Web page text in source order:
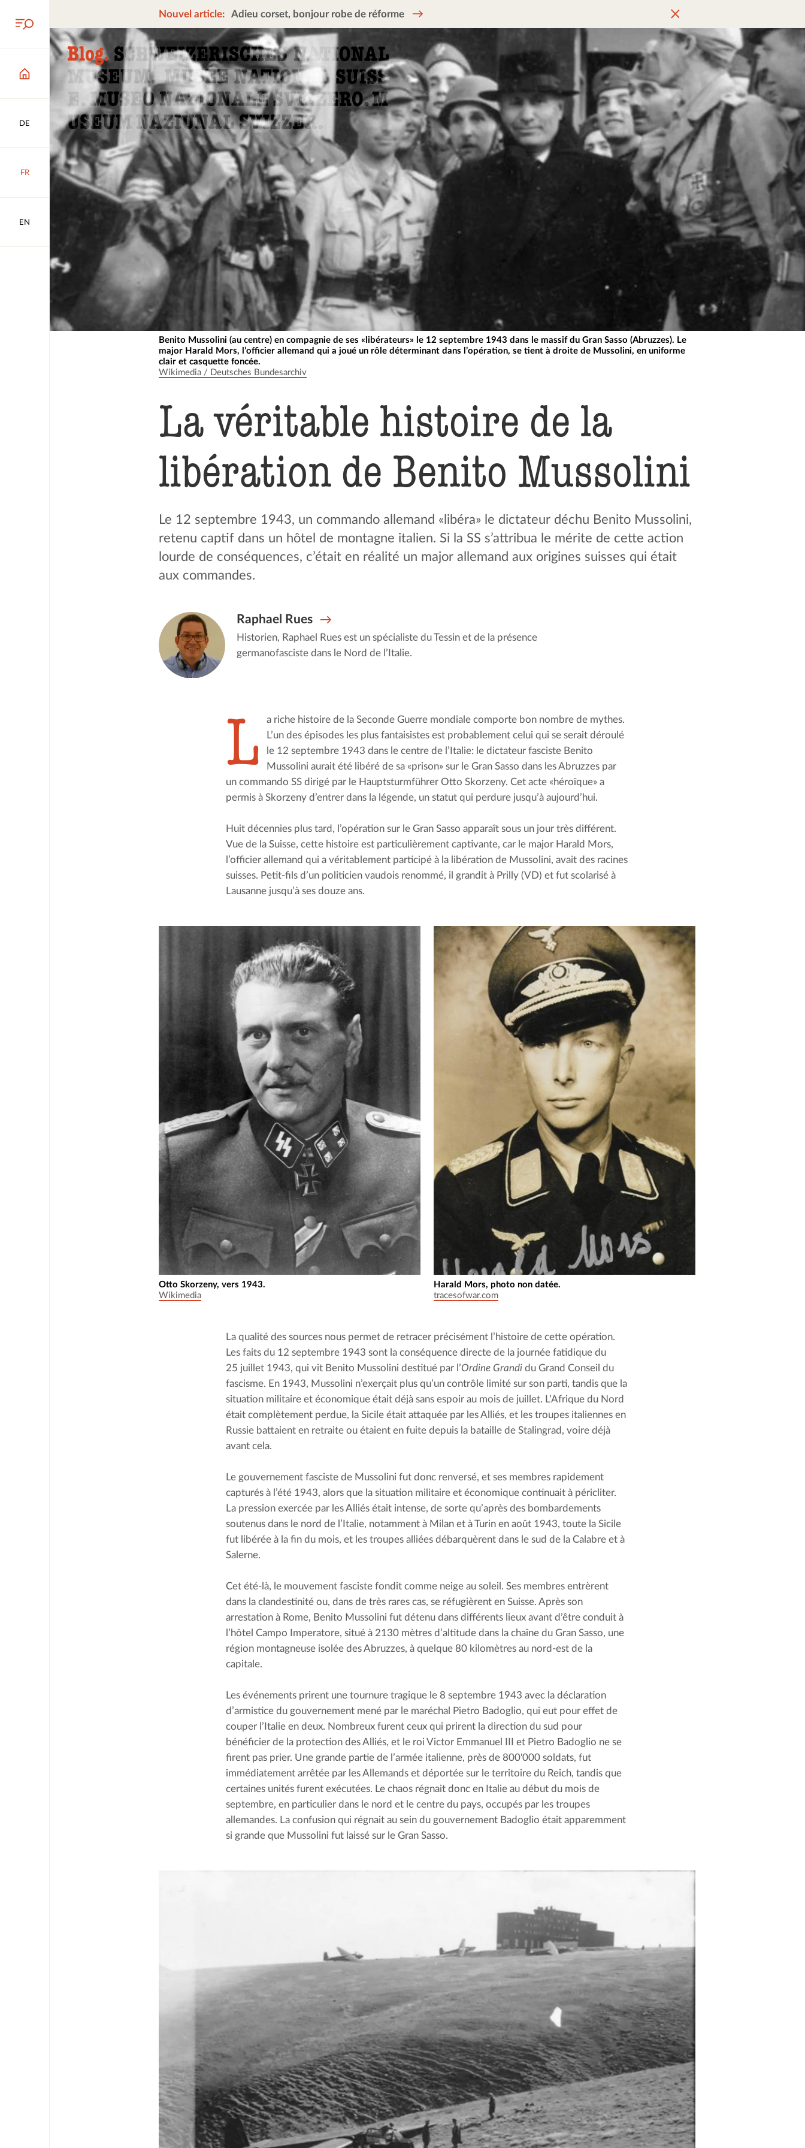
DE
FR
EN
Nouvel article: Adieu corset, bonjour robe de réforme
Benito Mussolini (au centre) en compagnie de ses «libérateurs» le 12 septembre 1943 dans le massif du Gran Sasso (Abruzzes). Le
major Harald Mors, l’officier allemand qui a joué un rôle déterminant dans l’opération, se tient à droite de Mussolini, en uniforme
clair et casquette foncée.
Wikimedia / Deutsches Bundesarchiv
La véritable histoire de la
libéra­tion de Benito Mussolini
Le 12 septembre 1943, un commando allemand «libéra» le dictateur déchu Benito Mussolini,
retenu captif dans un hôtel de montagne italien. Si la SS s’attribua le mérite de cette action
lourde de conséquences, c’était en réalité un major allemand aux origines suisses qui était
aux commandes.
Raphael Rues
Historien, Raphael Rues est un spécialiste du Tessin et de la présence
germanofasciste dans le Nord de l’Italie.
L
a riche histoire de la Seconde Guerre mondiale comporte bon nombre de mythes.
L’un des épisodes les plus fantaisistes est probablement celui qui se serait déroulé
le 12 septembre 1943 dans le centre de l’Italie: le dictateur fasciste Benito
Mussolini aurait été libéré de sa «prison» sur le Gran Sasso dans les Abruzzes par
un commando SS dirigé par le Hauptsturmführer Otto Skorzeny. Cet acte «héroïque» a
permis à Skorzeny d’entrer dans la légende, un statut qui perdure jusqu’à aujourd’hui.
Huit décennies plus tard, l’opération sur le Gran Sasso apparaît sous un jour très différent.
Vue de la Suisse, cette histoire est particulièrement captivante, car le major Harald Mors,
l’officier allemand qui a véritablement participé à la libération de Mussolini, avait des racines
suisses. Petit-fils d’un politicien vaudois renommé, il grandit à Prilly (VD) et fut scolarisé à
Lausanne jusqu’à ses douze ans.
Otto Skorzeny, vers 1943.
Wikimedia
Harald Mors, photo non datée.
tracesofwar.com
La qualité des sources nous permet de retracer précisément l’histoire de cette opération.
Les faits du 12 septembre 1943 sont la conséquence directe de la journée fatidique du
25 juillet 1943, qui vit Benito Mussolini destitué par l’Ordine Grandi du Grand Conseil du
fascisme. En 1943, Mussolini n’exerçait plus qu’un contrôle limité sur son parti, tandis que la
situation militaire et économique était déjà sans espoir au mois de juillet. L’Afrique du Nord
était complètement perdue, la Sicile était attaquée par les Alliés, et les troupes italiennes en
Russie battaient en retraite ou étaient en fuite depuis la bataille de Stalingrad, voire déjà
avant cela.
Le gouvernement fasciste de Mussolini fut donc renversé, et ses membres rapidement
capturés à l’été 1943, alors que la situation militaire et économique continuait à péricliter.
La pression exercée par les Alliés était intense, de sorte qu’après des bombardements
soutenus dans le nord de l’Italie, notamment à Milan et à Turin en août 1943, toute la Sicile
fut libérée à la fin du mois, et les troupes alliées débarquèrent dans le sud de la Calabre et à
Salerne.
Cet été-là, le mouvement fasciste fondit comme neige au soleil. Ses membres entrèrent
dans la clandestinité ou, dans de très rares cas, se réfugièrent en Suisse. Après son
arrestation à Rome, Benito Mussolini fut détenu dans différents lieux avant d’être conduit à
l’hôtel Campo Imperatore, situé à 2130 mètres d’altitude dans la chaîne du Gran Sasso, une
région montagneuse isolée des Abruzzes, à quelque 80 kilomètres au nord-est de la
capitale.
Les événements prirent une tournure tragique le 8 septembre 1943 avec la déclaration
d’armistice du gouvernement mené par le maréchal Pietro Badoglio, qui eut pour effet de
couper l’Italie en deux. Nombreux furent ceux qui prirent la direction du sud pour
bénéficier de la protection des Alliés, et le roi Victor Emmanuel III et Pietro Badoglio ne se
firent pas prier. Une grande partie de l’armée italienne, près de 800'000 soldats, fut
immédiatement arrêtée par les Allemands et déportée sur le territoire du Reich, tandis que
certaines unités furent exécutées. Le chaos régnait donc en Italie au début du mois de
septembre, en particulier dans le nord et le centre du pays, occupés par les troupes
allemandes. La confusion qui régnait au sein du gouvernement Badoglio était apparemment
si grande que Mussolini fut laissé sur le Gran Sasso.